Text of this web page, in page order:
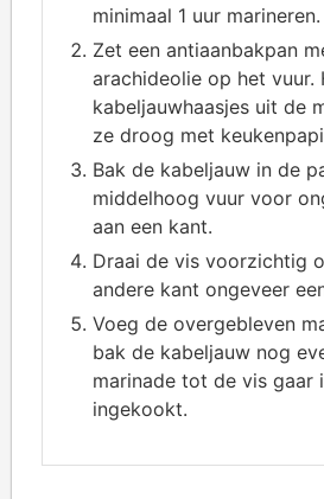
minimaal 1 uur marineren.
Zet een antiaanbakpan
arachideolie op het vuur.
kabeljauwhaasjes uit de
ze droog met
Bak de kabeljauw in de
middelhoog vuur voor
aan een kant.
Draai de vis voorzichtig
andere kant ongeveer
Voeg de overgebleven
bak de kabeljauw nog
marinade tot de vis gaar
ingekookt.